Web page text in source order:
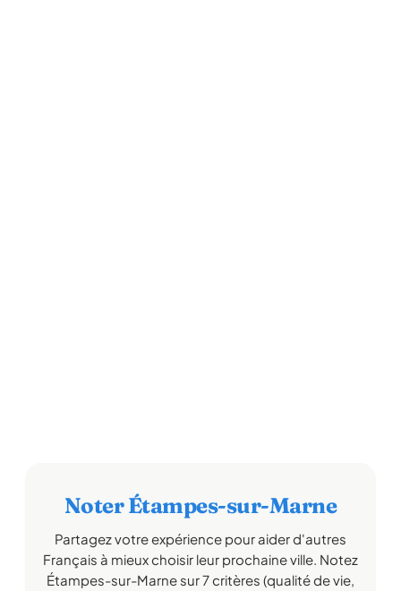
Noter Étampes-sur-Marne
Partagez votre expérience pour aider d'autres
Français à mieux choisir leur prochaine ville. Notez
Étampes-sur-Marne sur 7 critères (qualité de vie,